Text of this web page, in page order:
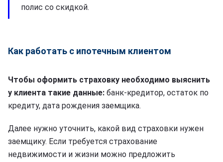
полис со скидкой.
Как работать с ипотечным клиентом
Чтобы оформить страховку необходимо выяснить
у клиента такие данные: банк-кредитор, остаток по
кредиту, дата рождения заемщика.
Далее нужно уточнить, какой вид страховки нужен
заемщику. Если требуется страхование
недвижимости и жизни можно предложить